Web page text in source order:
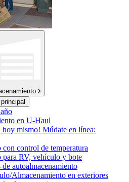
en U-Haul
hoy mismo! Múdate en línea:
control de temperatura
para RV, vehículo y bote
autoalmacenamiento
Almacenamiento en exteriores